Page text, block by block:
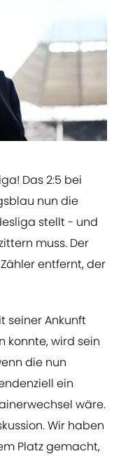
Das 2:5 bei
nun die
stellt - und
muss. Der
entfernt, der
seiner Ankunft
konnte, wird sein
die nun
ein
wäre.
Wir haben
Platz gemacht,